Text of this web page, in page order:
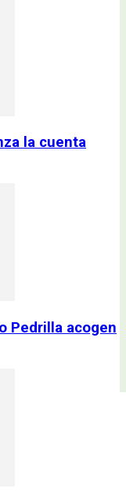
la cuenta
Pedrilla acogen